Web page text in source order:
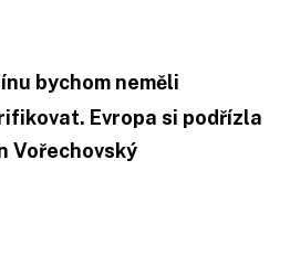
bychom neměli
Evropa si podřízla
Vořechovský